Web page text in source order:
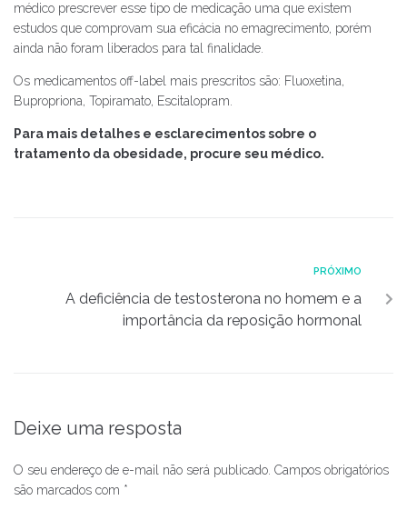
médico prescrever esse tipo de medicação uma que existem
estudos que comprovam sua eficácia no emagrecimento, porém
ainda não foram liberados para tal finalidade.
Os medicamentos off-label mais prescritos são: Fluoxetina,
Bupropriona, Topiramato, Escitalopram.
Para mais detalhes e esclarecimentos sobre o
tratamento da obesidade, procure seu médico.
PRÓXIMO
A deficiência de testosterona no homem e a
importância da reposição hormonal
Deixe uma resposta
O seu endereço de e-mail não será publicado. Campos obrigatórios
são marcados com *